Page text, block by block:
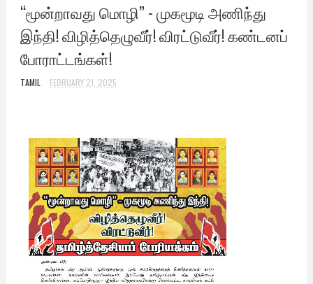
“மூன்றாவது மொழி” - முகமூடி அணிந்து
இந்தி! விழித்தெழுவீர்! விரட்டுவீர்! கண்டனப்
போராட்டங்கள்!
TAMIL FEBRUARY 21, 2025